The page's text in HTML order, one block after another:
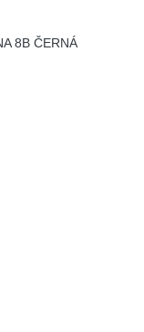
8B ČERNÁ